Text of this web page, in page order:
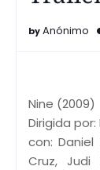
Anónimo
Nine (2009)
Dirigida por:
con: Daniel
Cruz, Judi